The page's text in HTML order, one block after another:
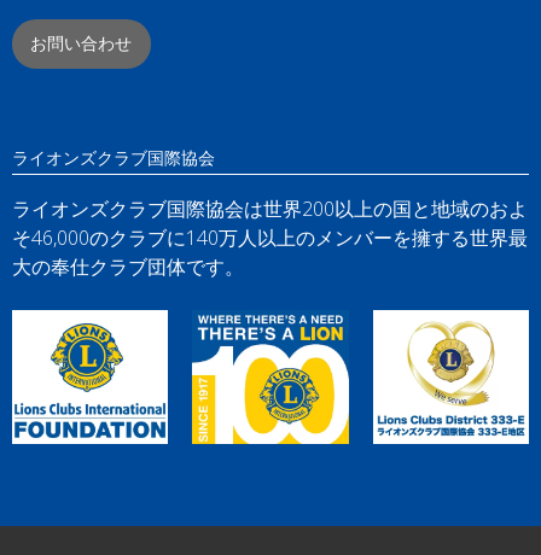
お問い合わせ
ライオンズクラブ国際協会
ライオンズクラブ国際協会は世界200以上の国と地域のおよ
そ46,000のクラブに140万人以上のメンバーを擁する世界最
大の奉仕クラブ団体です。